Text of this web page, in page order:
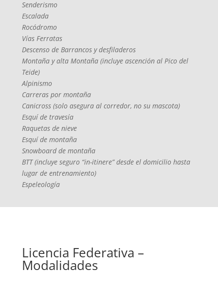
Senderismo
Escalada
Rocódromo
Vías Ferratas
Descenso de Barrancos y desfiladeros
Montaña y alta Montaña (incluye ascención al Pico del
Teide)
Alpinismo
Carreras por montaña
Canicross (solo asegura al corredor, no su mascota)
Esquí de travesía
Raquetas de nieve
Esquí de montaña
Snowboard de montaña
BTT (incluye seguro “in-itinere” desde el domicilio hasta
lugar de entrenamiento)
Espeleología
Licencia Federativa –
Modalidades